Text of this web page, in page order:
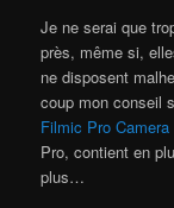
Je ne serai que
près, même si,
ne disposent
coup mon conseil
Filmic Pro
Pro, contient en
plus…